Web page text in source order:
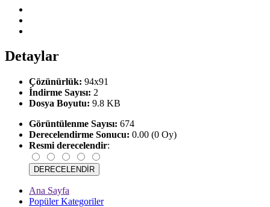
Detaylar
Çözünürlük: 94x91
İndirme Sayısı: 2
Dosya Boyutu: 9.8 KB
Görüntülenme Sayısı: 674
Derecelendirme Sonucu: 0.00 (0 Oy)
Resmi derecelendir:
Ana Sayfa
Popüler Kategoriler